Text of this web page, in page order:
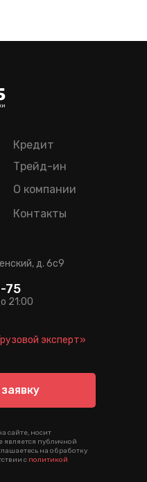
Кредит
Трейд-ин
О компании
Контакты
сайте, носит
является публичной
на обработку
с политикой
д. 6c9
21:00
75
эксперт»